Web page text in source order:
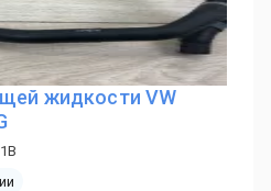
жидкости VW